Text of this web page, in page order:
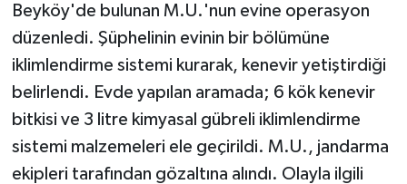
Beyköy'de bulunan M.U.'nun evine operasyon
düzenledi. Şüphelinin evinin bir bölümüne
iklimlendirme sistemi kurarak, kenevir yetiştirdiği
belirlendi. Evde yapılan aramada; 6 kök kenevir
bitkisi ve 3 litre kimyasal gübreli iklimlendirme
sistemi malzemeleri ele geçirildi. M.U., jandarma
ekipleri tarafından gözaltına alındı. Olayla ilgili